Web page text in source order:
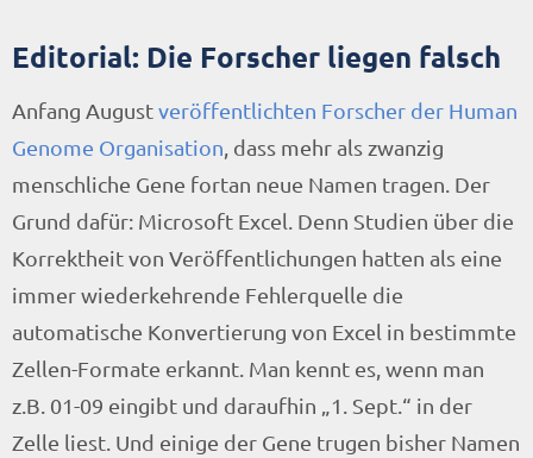
Editorial: Die Forscher liegen falsch
Anfang Augustveröffentlichten Forscher der Human
Genome Organisation , dass mehr als zwanzig
menschliche Gene fortan neue Namen tragen. Der
Grund dafür: Microsoft Excel. Denn Studien über die
Korrektheit von Veröffentlichungen hatten als eine
immer wiederkehrende Fehlerquelle die
automatische Konvertierung von Excel in bestimmte
Zellen-Formate erkannt. Man kennt es, wenn man
z.B. 01-09 eingibt und daraufhin „1. Sept.“ in der
Zelle liest. Und einige der Gene trugen bisher Namen